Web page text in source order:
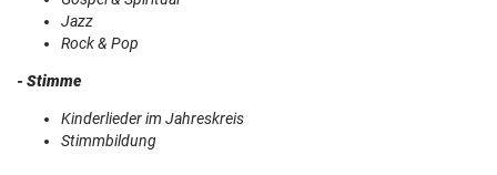
Jazz
Rock & Pop
- Stimme
Kinderlieder im Jahreskreis
Stimmbildung